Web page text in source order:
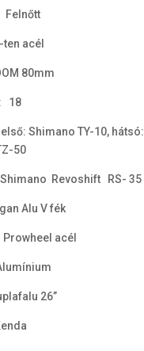
Felnőtt
acél
80mm
18
Shimano TY-10, hátsó:
50
Revoshift RS- 35
Alu V fék
acél
26”